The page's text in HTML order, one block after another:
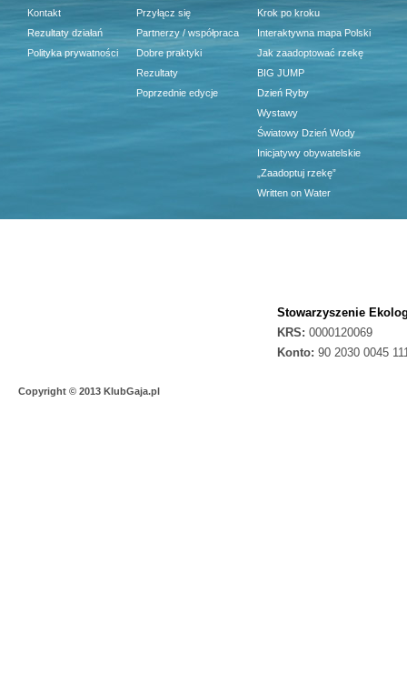
Kontakt
Rezultaty działań
Polityka prywatności
Przyłącz się
Partnerzy / współpraca
Dobre praktyki
Rezultaty
Poprzednie edycje
Krok po kroku
Interaktywna mapa Polski
Jak zaadoptować rzekę
BIG JUMP
Dzień Ryby
Wystawy
Światowy Dzień Wody
Inicjatywy obywatelskie
„Zaadoptuj rzekę”
Written on Water
Stowarzyszenie
KRS: 0000120069
Konto: 90 2030 0045
Copyright © 2013 KlubGaja.pl